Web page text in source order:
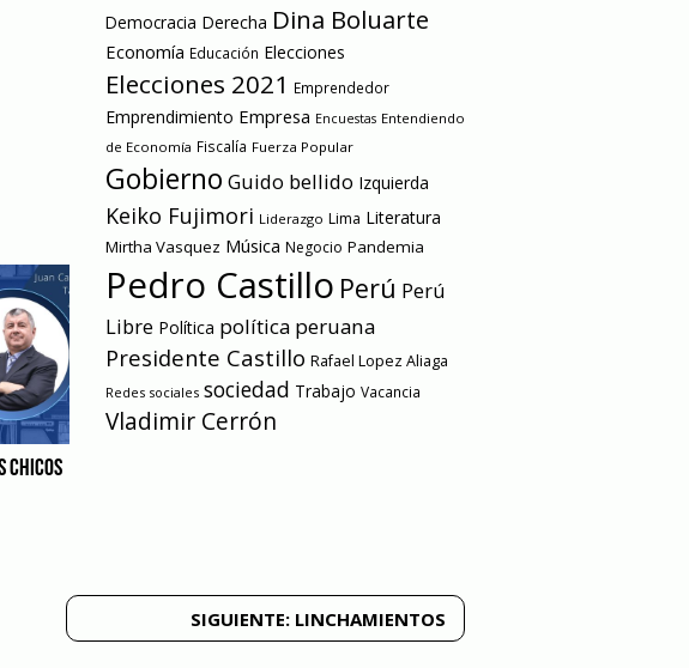
CHICOS
Democracia Derecha Dina Boluarte
Economía Educación Elecciones
Elecciones 2021 Emprendedor
Emprendimiento Empresa Encuestas Entendiendo
de Economía Fiscalía Fuerza Popular
Gobierno Guido bellido Izquierda
Keiko Fujimori Liderazgo Lima Literatura
Mirtha Vasquez Música Negocio Pandemia
Pedro Castillo Perú Perú
Libre Política política peruana
Presidente Castillo Rafael Lopez Aliaga
Redes sociales sociedad Trabajo Vacancia
Vladimir Cerrón
SIGUIENTE: LINCHAMIENTOS